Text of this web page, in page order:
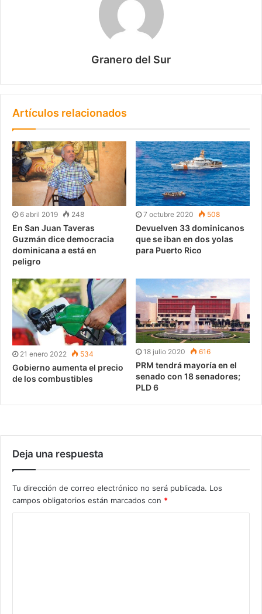
Granero del Sur
Artículos relacionados
6 abril 2019 248
En San Juan Taveras
Guzmán dice democracia
dominicana a está en
peligro
7 octubre 2020 508
Devuelven 33 dominicanos
que se iban en dos yolas
para Puerto Rico
21 enero 2022 534
Gobierno aumenta el precio
de los combustibles
18 julio 2020 616
PRM tendrá mayoría en el
senado con 18 senadores;
PLD 6
Deja una respuesta
Tu dirección de correo electrónico no será publicada. Los
campos obligatorios están marcados con *